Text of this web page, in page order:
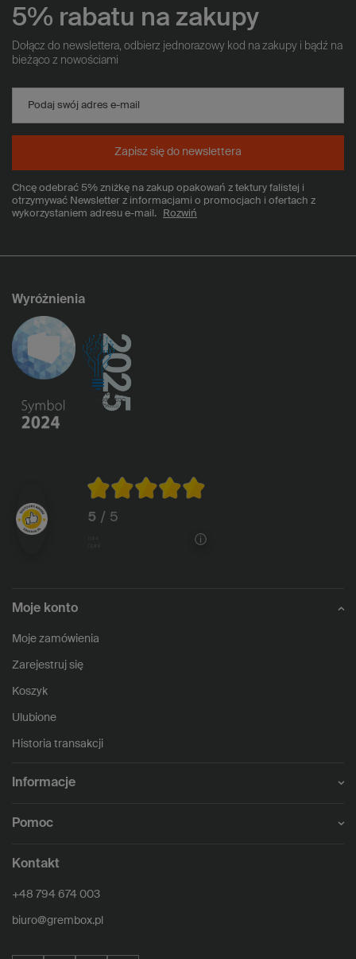
5% rabatu na zakupy
Dołącz do newslettera, odbierz jednorazowy kod na zakupy i bądź na
bieżąco z nowościami
Podaj swój adres e-mail
Chcę odebrać 5% zniżkę na zakup opakowań z tektury falistej i
otrzymywać Newsletter z informacjami o promocjach i ofertach z
wykorzystaniem adresu e-mail.
Rozwiń
Zapisz się do newslettera
Wyróżnienia
5 / 5
Moje konto
Moje zamówienia
Zarejestruj się
Koszyk
Ulubione
Historia transakcji
Informacje
Pomoc
Kontakt
+48 794 674 003
biuro@grembox.pl